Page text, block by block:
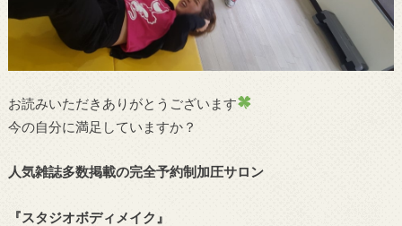
お読みいただきありがとうございます
今の自分に満足していますか？
人気雑誌多数掲載の完全予約制加圧サロン
『スタジオボディメイク』